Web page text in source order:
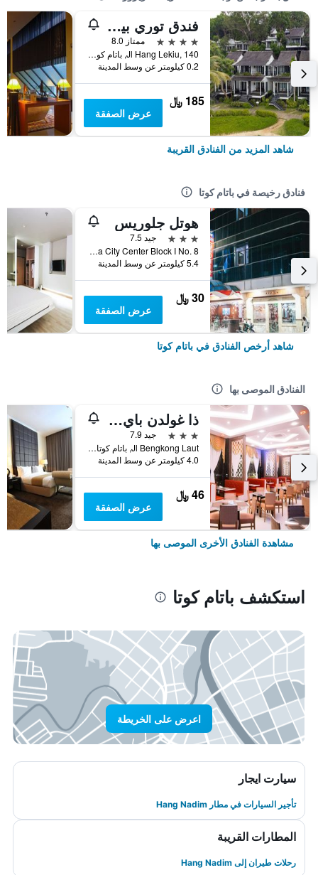
فندق توري بيتش ريزورت
4 نجوم
ممتاز 8.0
Jl Hang Lekiu, 140, باتام كوتا, إندونيسيا
0.2 كيلومتر عن وسط المدينة
185 ﷼
عرض الصفقة
شاهد المزيد من الفنادق القريبة
فنادق رخيصة في باتام كوتا
هوتل جلوريس
3 نجوم
جيد 7.5
Nagoya City Center Block I No. 8, باتام كوتا, إندونيسيا
5.4 كيلومتر عن وسط المدينة
30 ﷼
عرض الصفقة
شاهد أرخص الفنادق في باتام كوتا
الفنادق الموصى بها
ذا غولدن باي هوتل باتام
3 نجوم
جيد 7.9
Jl Bengkong Laut, باتام كوتا, إندونيسيا
4.0 كيلومتر عن وسط المدينة
46 ﷼
عرض الصفقة
مشاهدة الفنادق الأخرى الموصى بها
استكشف باتام كوتا
اعرض على الخريطة
سيارت ايجار
تأجير السيارات في مطار Hang Nadim
المطارات القريبة
رحلات طيران إلى Hang Nadim